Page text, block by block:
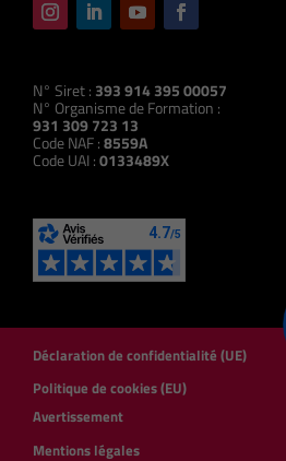
N° Siret : 393 914 395 00057
N° Organisme de Formation :
931 309 723 13
Code NAF :8559A
Code UAI :0133489X
Déclaration de confidentialité (UE)
Politique de cookies (EU)
Avertissement
Mentions légales